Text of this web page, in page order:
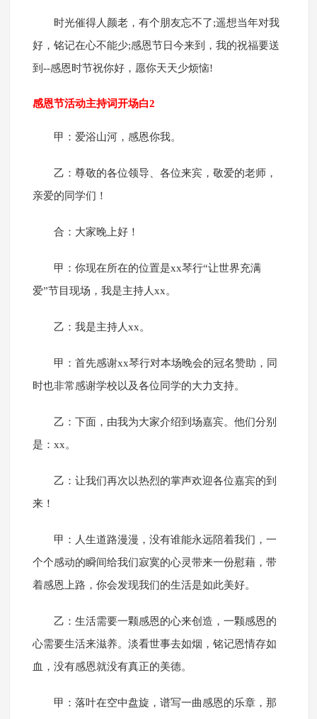
时光催得人颜老，有个朋友忘不了;遥想当年对我
好，铭记在心不能少;感恩节日今来到，我的祝福要送
到--感恩时节祝你好，愿你天天少烦恼!
感恩节活动主持词开场白2
甲：爱浴山河，感恩你我。
乙：尊敬的各位领导、各位来宾，敬爱的老师，
亲爱的同学们！
合：大家晚上好！
甲：你现在所在的位置是xx琴行“让世界充满
爱”节目现场，我是主持人xx。
乙：我是主持人xx。
甲：首先感谢xx琴行对本场晚会的冠名赞助，同
时也非常感谢学校以及各位同学的大力支持。
乙：下面，由我为大家介绍到场嘉宾。他们分别
是：xx。
乙：让我们再次以热烈的掌声欢迎各位嘉宾的到
来！
甲：人生道路漫漫，没有谁能永远陪着我们，一
个个感动的瞬间给我们寂寞的心灵带来一份慰藉，带
着感恩上路，你会发现我们的生活是如此美好。
乙：生活需要一颗感恩的心来创造，一颗感恩的
心需要生活来滋养。淡看世事去如烟，铭记恩情存如
血，没有感恩就没有真正的美德。
甲：落叶在空中盘旋，谱写一曲感恩的乐章，那